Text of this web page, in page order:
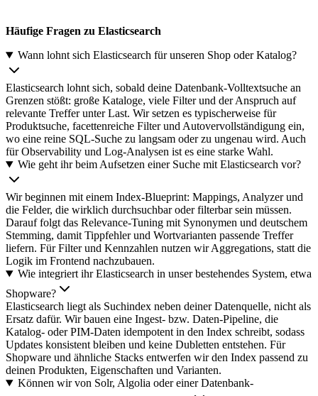
Häufige Fragen zu Elasticsearch
Wann lohnt sich Elasticsearch für unseren Shop oder Katalog?
Elasticsearch lohnt sich, sobald deine Datenbank-Volltextsuche an
Grenzen stößt: große Kataloge, viele Filter und der Anspruch auf
relevante Treffer unter Last. Wir setzen es typischerweise für
Produktsuche, facettenreiche Filter und Autovervollständigung ein,
wo eine reine SQL-Suche zu langsam oder zu ungenau wird. Auch
für Observability und Log-Analysen ist es eine starke Wahl.
Wie geht ihr beim Aufsetzen einer Suche mit Elasticsearch vor?
Wir beginnen mit einem Index-Blueprint: Mappings, Analyzer und
die Felder, die wirklich durchsuchbar oder filterbar sein müssen.
Darauf folgt das Relevance-Tuning mit Synonymen und deutschem
Stemming, damit Tippfehler und Wortvarianten passende Treffer
liefern. Für Filter und Kennzahlen nutzen wir Aggregations, statt die
Logik im Frontend nachzubauen.
Wie integriert ihr Elasticsearch in unser bestehendes System, etwa
Shopware?
Elasticsearch liegt als Suchindex neben deiner Datenquelle, nicht als
Ersatz dafür. Wir bauen eine Ingest- bzw. Daten-Pipeline, die
Katalog- oder PIM-Daten idempotent in den Index schreibt, sodass
Updates konsistent bleiben und keine Dubletten entstehen. Für
Shopware und ähnliche Stacks entwerfen wir den Index passend zu
deinen Produkten, Eigenschaften und Varianten.
Können wir von Solr, Algolia oder einer Datenbank-